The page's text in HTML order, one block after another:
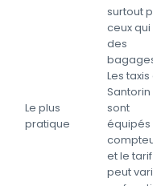
Le plus
pratique
surtout
ceux qui
des
bagages.
Les taxis
Santorin
sont
équipés
et le tarif
peut